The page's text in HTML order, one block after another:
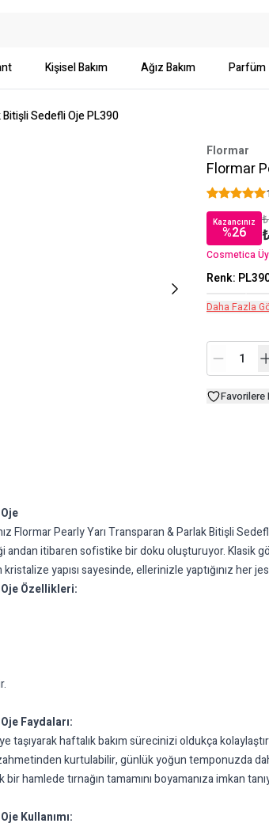
Kişisel Bakım Ağız Bakım Parfüm
Bitişli Sedefli Oje PL390
Flormar
Flormar
Kazancınız
%26
Cosmetica
Renk:
Daha Fazla
Favorilere
Pearly Yarı Transparan & Parlak Bitişli
itibaren sofistike bir doku oluşturuyor. Klasik
kristalize yapısı sayesinde, ellerinizle yaptığınız
Özellikleri:
Faydaları:
haftalık bakım sürecinizi oldukça
kurtulabilir, günlük yoğun temponuzda
bir hamlede tırnağın tamamını boyamanıza imkan
Kullanımı: